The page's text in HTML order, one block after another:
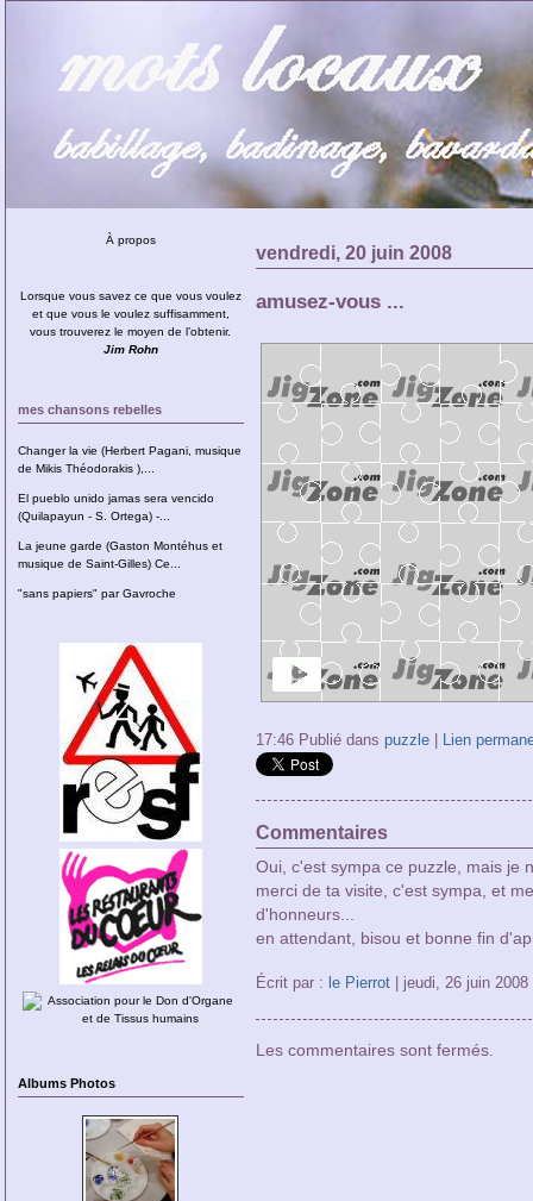
À propos
Lorsque vous savez ce que vous voulez
et que vous le voulez suffisamment,
vous trouverez le moyen de l’obtenir.
Jim Rohn
mes chansons rebelles
Changer la vie (Herbert Pagani, musique
de Mikis Théodorakis ),...
El pueblo unido jamas sera vencido
(Quilapayun - S. Ortega) -...
La jeune garde (Gaston Montéhus et
musique de Saint-Gilles) Ce...
"sans papiers" par Gavroche
Albums Photos
vendredi, 20 juin 2008
amusez-vous ...
17:46 Publié dans puzzle| Lien
Commentaires
Oui, c'est sympa ce puzzle, mais je
merci de ta visite, c'est sympa, et
d'honneurs...
en attendant, bisou et bonne fin
Écrit par : le Pierrot| jeudi, 26 juin 2008
Les commentaires sont fermés.